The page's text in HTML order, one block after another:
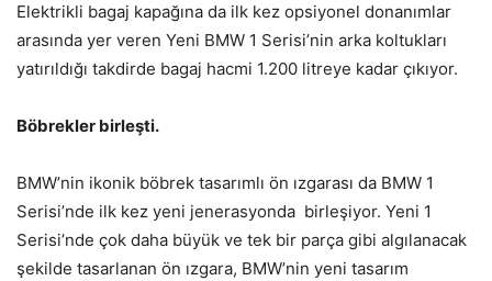
Elektrikli bagaj kapağına da ilk kez opsiyonel donanımlar
arasında yer veren Yeni BMW 1 Serisi’nin arka koltukları
yatırıldığı takdirde bagaj hacmi 1.200 litreye kadar çıkıyor.
Böbrekler birleşti.
BMW’nin ikonik böbrek tasarımlı ön ızgarası da BMW 1
Serisi’nde ilk kez yeni jenerasyonda birleşiyor. Yeni 1
Serisi’nde çok daha büyük ve tek bir parça gibi algılanacak
şekilde tasarlanan ön ızgara, BMW’nin yeni tasarım